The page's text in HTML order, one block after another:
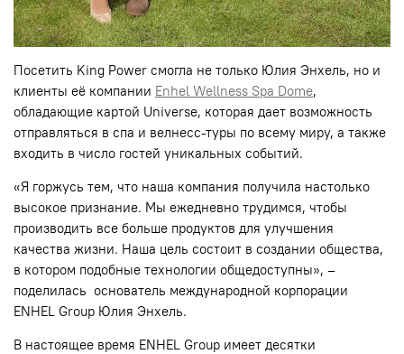
Посетить King Power смогла не только Юлия Энхель, но и
клиенты её компании Enhel Wellness Spa Dome,
обладающие картой Universe, которая дает возможность
отправляться в спа и велнесс-туры по всему миру, а также
входить в число гостей уникальных событий.
«Я горжусь тем, что наша компания получила настолько
высокое признание. Мы ежедневно трудимся, чтобы
производить все больше продуктов для улучшения
качества жизни. Наша цель состоит в создании общества,
в котором подобные технологии общедоступны», –
поделилась основатель международной корпорации
ENHEL Group Юлия Энхель.
В настоящее время ENHEL Group имеет десятки